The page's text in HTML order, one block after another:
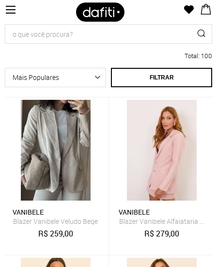
Total: 100
FILTRAR
VANIBELE
Blazer Vanibele Veludo Bege
R$259,00
VANIBELE
Blazer Vanibele Alfaiataria Rosê
R$279,00